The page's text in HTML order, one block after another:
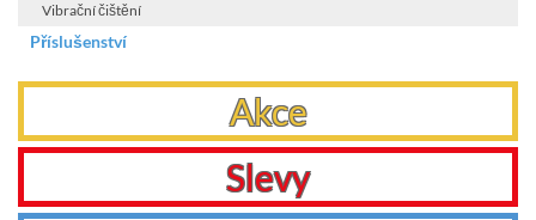
Vibrační čištění
Příslušenství
Akce
Slevy